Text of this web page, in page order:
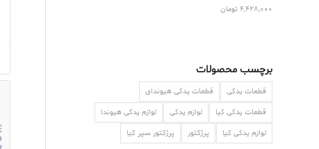
4,428,000 تومان
برچسب محصولات
قطعات یدکی
قطعات یدکی هیوندای
قطعات یدکی کیا
لوازم یدکی
لوازم یدکی هیوندا
لوازم یدکی کیا
پرژکتور پرژکتور سپر کیا